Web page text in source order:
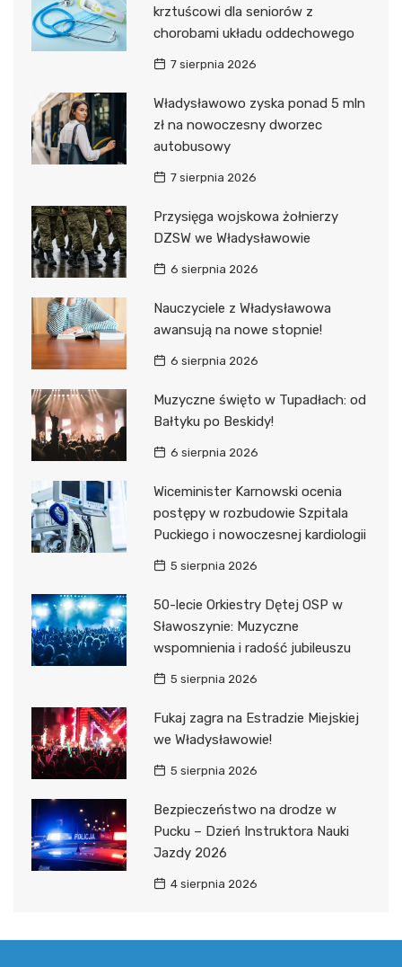
krztuścowi dla seniorów z
chorobami układu oddechowego
7 sierpnia 2026
Władysławowo zyska ponad 5 mln
zł na nowoczesny dworzec
autobusowy
7 sierpnia 2026
Przysięga wojskowa żołnierzy
DZSW we Władysławowie
6 sierpnia 2026
Nauczyciele z Władysławowa
awansują na nowe stopnie!
6 sierpnia 2026
Muzyczne święto w Tupadłach: od
Bałtyku po Beskidy!
6 sierpnia 2026
Wiceminister Karnowski ocenia
postępy w rozbudowie Szpitala
Puckiego i nowoczesnej kardiologii
5 sierpnia 2026
50-lecie Orkiestry Dętej OSP w
Sławoszynie: Muzyczne
wspomnienia i radość jubileuszu
5 sierpnia 2026
Fukaj zagra na Estradzie Miejskiej
we Władysławowie!
5 sierpnia 2026
Bezpieczeństwo na drodze w
Pucku – Dzień Instruktora Nauki
Jazdy 2026
4 sierpnia 2026